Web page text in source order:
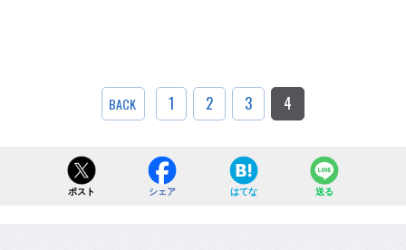
BACK 1 2 3 4
ポスト シェア はてな 送る